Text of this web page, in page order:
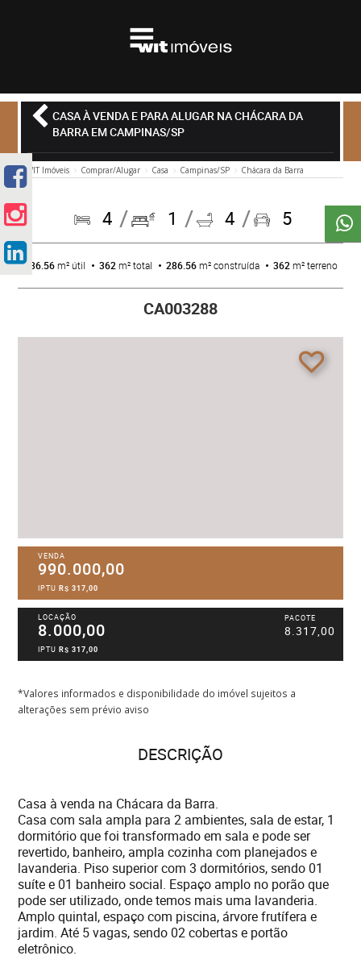
CASA À VENDA E PARA ALUGAR NA CHÁCARA DA
BARRA EM CAMPINAS/SP
WIT Imóveis Comprar/Alugar Casa Campinas/SP Chácara da Barra
4 1 4 5
286.56m² útil 362 m² total 286.56m² construída 362 m² terreno
CA003288
VENDA
990.000,00
IPTUR$ 317,00
LOCAÇÃO
8.000,00
PACOTE
8.317,00
IPTUR$ 317,00
*Valores informados e disponibilidade do imóvel sujeitos a
alterações sem prévio aviso
DESCRIÇÃO
Casa à venda na Chácara da Barra.
Casa com sala ampla para 2 ambientes, sala de estar, 1
dormitório que foi transformado em sala e pode ser
revertido, banheiro, ampla cozinha com planejados e
lavanderia. Piso superior com 3 dormitórios, sendo 01
suíte e 01 banheiro social. Espaço amplo no porão que
pode ser utilizado, onde temos mais uma lavanderia.
Amplo quintal, espaço com piscina, árvore frutífera e
jardim. Até 5 vagas, sendo 02 cobertas e portão
eletrônico.